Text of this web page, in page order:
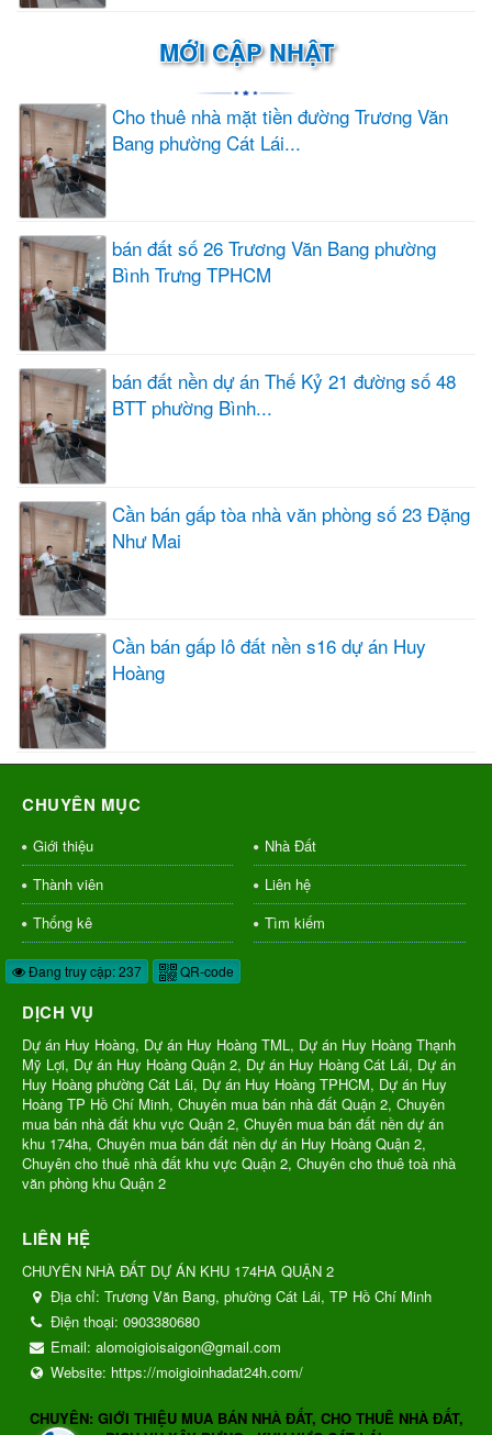
MỚI CẬP NHẬT
Cho thuê nhà mặt tiền đường Trương Văn
Bang phường Cát Lái...
bán đất số 26 Trương Văn Bang phường
Bình Trưng TPHCM
bán đất nền dự án Thế Kỷ 21 đường số 48
BTT phường Bình...
Cần bán gấp tòa nhà văn phòng số 23 Đặng
Như Mai
Cần bán gấp lô đất nền s16 dự án Huy
Hoàng
CHUYÊN MỤC
Giới thiệu
Nhà Đất
Thành viên
Liên hệ
Thống kê
Tìm kiếm
Đang truy cập: 237 QR-code
DỊCH VỤ
Dự án Huy Hoàng, Dự án Huy Hoàng TML, Dự án Huy Hoàng Thạnh
Mỹ Lợi, Dự án Huy Hoàng Quận 2, Dự án Huy Hoàng Cát Lái, Dự án
Huy Hoàng phường Cát Lái, Dự án Huy Hoàng TPHCM, Dự án Huy
Hoàng TP Hồ Chí Minh, Chuyên mua bán nhà đất Quận 2, Chuyên
mua bán nhà đất khu vực Quận 2, Chuyên mua bán đất nền dự án
khu 174ha, Chuyên mua bán đất nền dự án Huy Hoàng Quận 2,
Chuyên cho thuê nhà đất khu vực Quận 2, Chuyên cho thuê toà nhà
văn phòng khu Quận 2
LIÊN HỆ
CHUYÊN NHÀ ĐẤT DỰ ÁN KHU 174HA QUẬN 2
Địa chỉ: Trương Văn Bang, phường Cát Lái, TP Hồ Chí Minh
Điện thoại: 0903380680
Email: alomoigioisaigon@gmail.com
Website: https://moigioinhadat24h.com/
CHUYÊN: GIỚI THIỆU MUA BÁN NHÀ ĐẤT, CHO THUÊ NHÀ ĐẤT,